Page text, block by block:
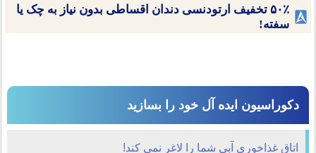
۵۰٪ تخفیف ارتودنسی دندان اقساطی بدون نیاز به چک یا
سفته!
دکوراسیون ایده آل خود را بسازید
اتاق غذاخوری آبی شما را لاغر نمی کند!